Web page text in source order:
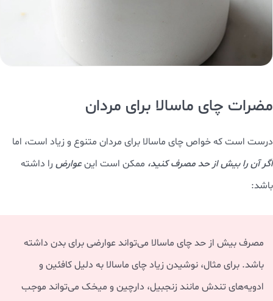
مضرات چای ماسالا برای مردان
درست است که خواص چای ماسالا برای مردان متنوع و زیاد است، اما
اگر آن را بیش از حد مصرف کنید، ممکن است اینعوارض را داشته
باشد:
مصرف بیش از حد چای ماسالا می‌تواند عوارضی برای بدن داشته
باشد. برای مثال، نوشیدن زیاد چای ماسالا به دلیل کافئین و
ادویه‌های تندش مانند زنجبیل، دارچین و میخک می‌تواند موجب